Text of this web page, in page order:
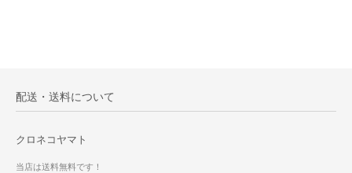
配送・送料について
クロネコヤマト
当店は送料無料です！